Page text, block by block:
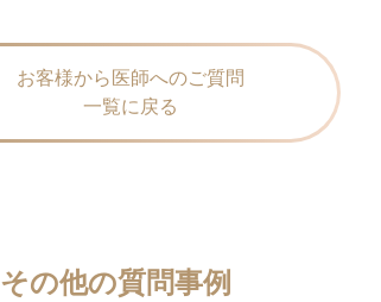
お客様から医師へのご質問
一覧に戻る
その他の質問事例